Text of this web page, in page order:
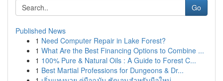
Go
Published News
1 Need Computer Repair in Lake Forest?
1 What Are the Best Financing Options to Combine ...
1 100% Pure & Natural Oils : A Guide to Forest C...
1 Best Martial Professions for Dungeons & Dr...